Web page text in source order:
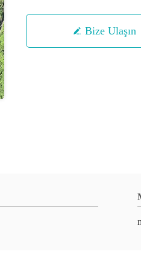
Bize Ulaşın